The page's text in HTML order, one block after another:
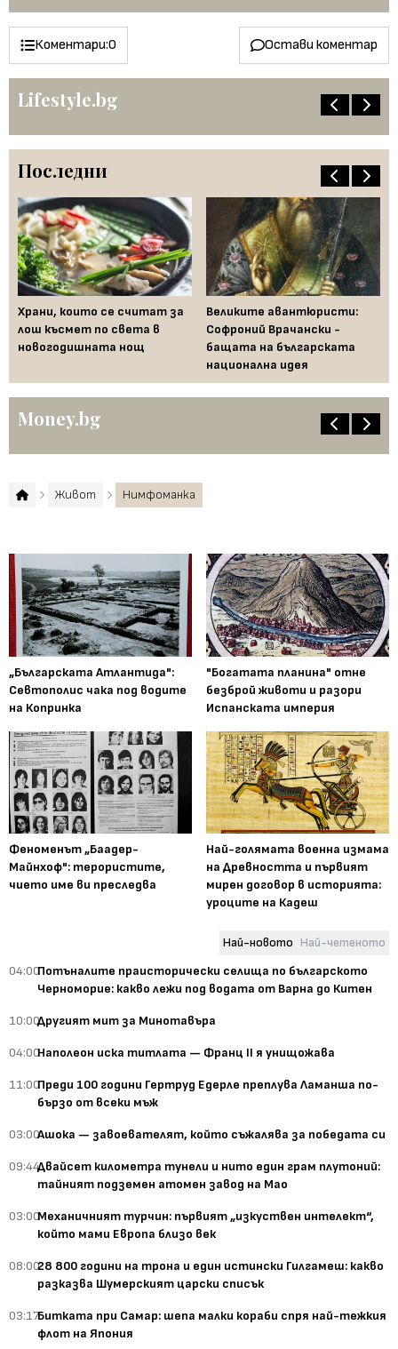
Коментари:0 Остави коментар
Lifestyle.bg
Последни
Храни, които се считат за
лош късмет по света в
новогодишната нощ
Великите авантюристи:
Софроний Врачански -
бащата на българската
национална идея
Money.bg
Живот Нимфоманка
„Българската Атлантида":
Севтополис чака под водите
на Копринка
"Богатата планина" отне
безброй животи и разори
Испанската империя
Феноменът „Баадер-
Майнхоф": терористите,
чието име ви преследва
Най-голямата военна измама
на Древността и първият
мирен договор в историята:
уроците на Кадеш
Най-новото Най-четеното
04:00Потъналите праисторически селища по българското
Черноморие: какво лежи под водата от Варна до Китен
10:00Другият мит за Минотавъра
04:00Наполеон иска титлата — Франц II я унищожава
11:00Преди 100 години Гертруд Едерле преплува Ламанша по-
бързо от всеки мъж
03:00Ашока — завоевателят, който съжалява за победата си
09:44Двайсет километра тунели и нито един грам плутоний:
тайният подземен атомен завод на Мао
03:00Механичният турчин: първият „изкуствен интелект“,
който мами Европа близо век
08:0028 800 години на трона и един истински Гилгамеш: какво
разказва Шумерският царски списък
03:17Битката при Самар: шепа малки кораби спря най-тежкия
флот на Япония